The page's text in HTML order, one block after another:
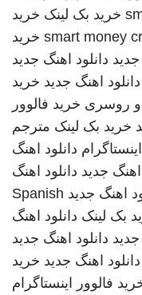
خرید بک لینک خرید
smart money خرید
جدید دانلود اهنگ جدید
دانلود اهنگ جدید خرید
و روسری خرید فالوور
خرید بک لینک مترجم
دانلود اهنگ
اهنگ جدید دانلود اهنگ
اهنگ جدید Spanish
بک لینک دانلود اهنگ
جدید دانلود اهنگ جدید
دانلود اهنگ جدید خرید
فالوور اینستاگرام